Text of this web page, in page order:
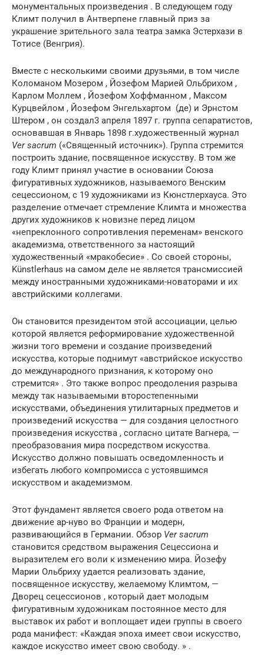
монументальных произведения . В следующем году
Климт получил в Антверпене главный приз за
украшение зрительного зала театра замка Эстерхази в
Тотисе (Венгрия).
Вместе с несколькими своими друзьями, в том числе
Коломаном Мозером , Йозефом Марией Ольбрихом ,
Карлом Моллем , Йозефом Хоффманном , Максом
Курцвейлом , Йозефом Энгельхартом (де) и Эрнстом
Штером , он создал3 апреля 1897 г. группа сепаратистов,
основавшая в Январь 1898 г.художественный журнал
Ver sacrum («Священный источник»). Группа стремится
построить здание, посвященное искусству. В том же
году Климт принял участие в основании Союза
фигуративных художников, называемого Венским
сецессионом, с 19 художниками из Кюнстлерхауса. Это
разделение отмечает стремление Климта и множества
других художников к новизне перед лицом
«непреклонного сопротивления переменам» венского
академизма, ответственного за настоящий
художественный «мракобесие» . Со своей стороны,
Künstlerhaus на самом деле не является трансмиссией
между иностранными художниками-новаторами и их
австрийскими коллегами.
Он становится президентом этой ассоциации, целью
которой является реформирование художественной
жизни того времени и создание произведений
искусства, которые поднимут «австрийское искусство
до международного признания, к которому оно
стремится» . Это также вопрос преодоления разрыва
между так называемыми второстепенными
искусствами, объединения утилитарных предметов и
произведений искусства — для создания целостного
произведения искусства , согласно цитате Вагнера, —
преобразования мира посредством искусства.
Искусство должно повышать осведомленность и
избегать любого компромисса с устоявшимся
искусством и академизмом.
Этот фундамент является своего рода ответом на
движение ар-нуво во Франции и модерн,
развивающийся в Германии. Обзор Ver sacrum
становится средством выражения Сецессиона и
выразителем его воли к изменению мира. Йозефу
Марии Ольбриху удается реализовать здание,
посвященное искусству, желаемому Климтом, —
Дворец сецессионов , который дает молодым
фигуративным художникам постоянное место для
выставок их работ и воплощает идеи группы в своего
рода манифест: «Каждая эпоха имеет свои искусство,
каждое искусство имеет свою свободу. » .